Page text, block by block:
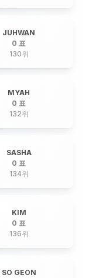
JUHWAN
0 표
130위
MYAH
0 표
132위
SASHA
0 표
134위
KIM
0 표
136위
SO GEON